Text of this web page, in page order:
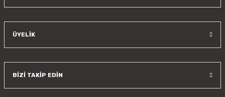
ÜYELİK
BİZİ TAKİP EDİN